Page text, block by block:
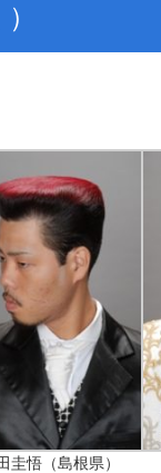
圭悟（島根県）